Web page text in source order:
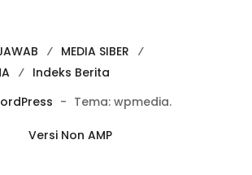
MEDIA SIBER
Indeks Berita
- Tema: wpmedia.
Versi Non AMP